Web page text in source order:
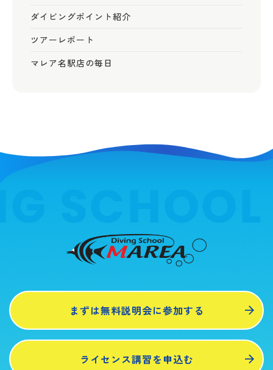
ダイビングポイント紹介
ツアーレポート
マレア名駅店の毎日
まずは無料説明会に参加する
ライセンス講習を申込む